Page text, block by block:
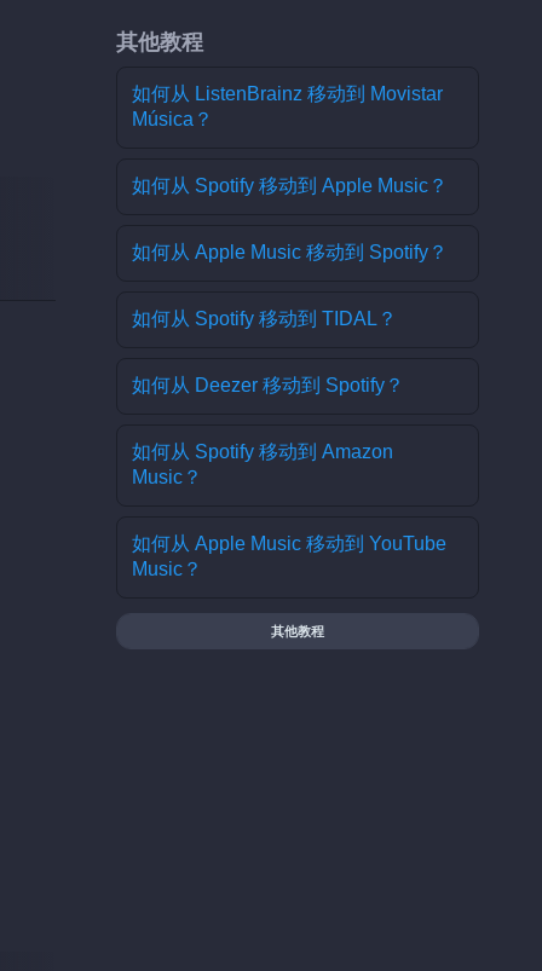
其他教程
如何从 ListenBrainz 移动到 Movistar
Música？
如何从 Spotify 移动到 Apple Music？
如何从 Apple Music 移动到 Spotify？
如何从 Spotify 移动到 TIDAL？
如何从 Deezer 移动到 Spotify？
如何从 Spotify 移动到 Amazon
Music？
如何从 Apple Music 移动到 YouTube
Music？
其他教程